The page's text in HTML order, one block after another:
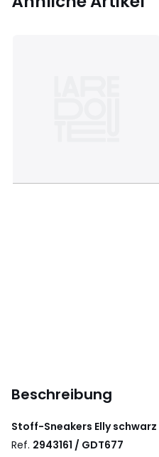
Beschreibung
Stoff-Sneakers Elly schwarz
Ref. 2943161 / GDT677